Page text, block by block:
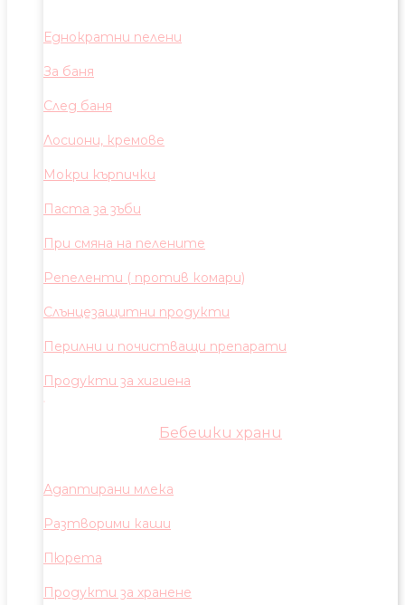
Еднократни пелени
За баня
След баня
Лосиони, кремове
Мокри кърпички
Паста за зъби
При смяна на пелените
Репеленти ( против комари)
Слънцезащитни продукти
Перилни и почистващи препарати
Продукти за хигиена
Бебешки храни
Адаптирани млека
Разтворими каши
Пюрета
Продукти за хранене